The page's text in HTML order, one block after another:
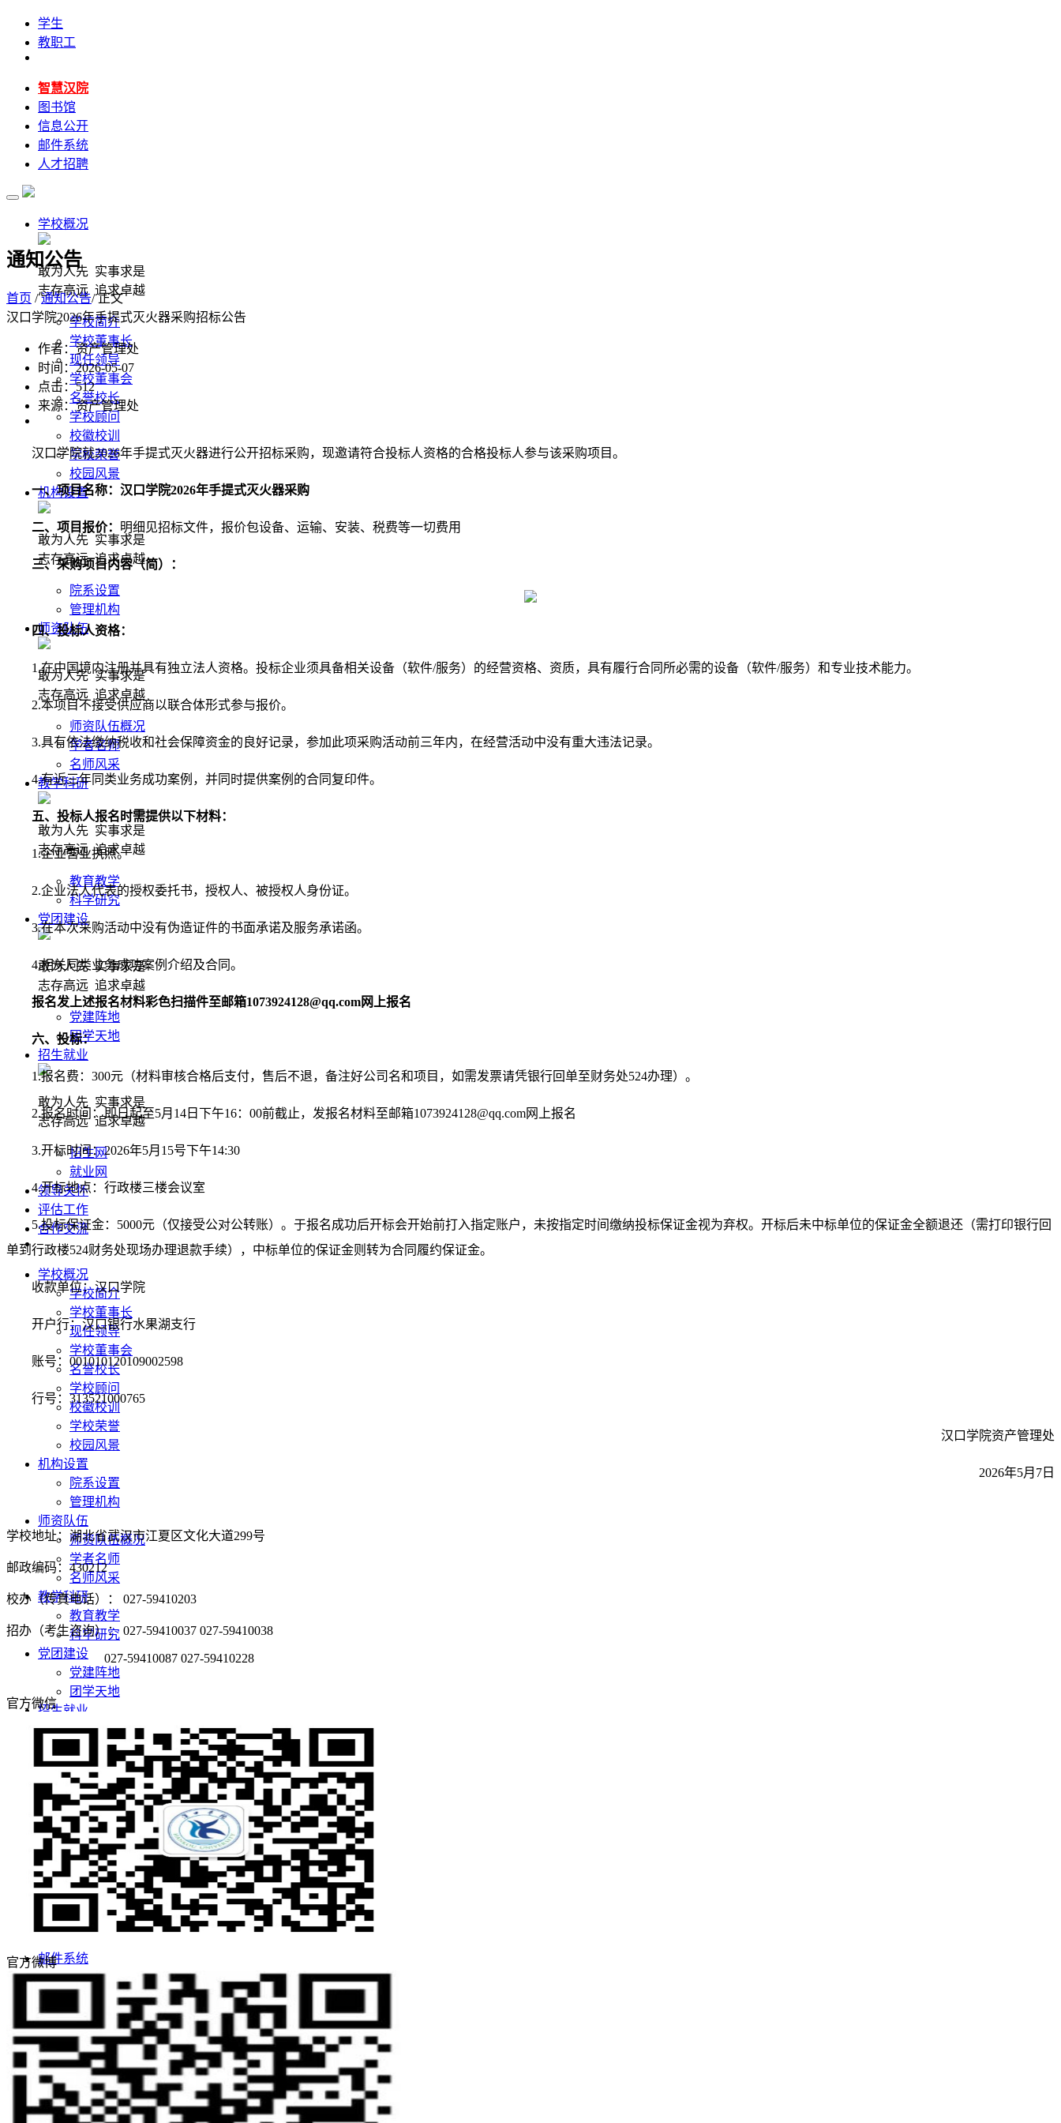
学生
教职工
智慧汉院
图书馆
信息公开
邮件系统
人才招聘
学校概况
敢为人先 实事求是
志存高远 追求卓越
学校简介
学校董事长
现任领导
学校董事会
名誉校长
学校顾问
校徽校训
学校荣誉
校园风景
机构设置
敢为人先 实事求是
志存高远 追求卓越
院系设置
管理机构
师资队伍
敢为人先 实事求是
志存高远 追求卓越
师资队伍概况
学者名师
名师风采
教学科研
敢为人先 实事求是
志存高远 追求卓越
教育教学
科学研究
党团建设
敢为人先 实事求是
志存高远 追求卓越
党建阵地
团学天地
招生就业
敢为人先 实事求是
志存高远 追求卓越
招生网
就业网
领导关怀
评估工作
合作交流
学校概况
学校简介
学校董事长
现任领导
学校董事会
名誉校长
学校顾问
校徽校训
学校荣誉
校园风景
机构设置
院系设置
管理机构
师资队伍
师资队伍概况
学者名师
名师风采
教学科研
教育教学
科学研究
党团建设
党建阵地
团学天地
招生就业
招生网
就业网
领导关怀
评估工作
合作交流
学生
教职工
智慧汉院
图书馆
邮件系统
人才招聘
通知公告
首页 /通知公告/ 正文
汉口学院2026年手提式灭火器采购招标公告
作者：资产管理处
时间：2026-05-07
点击：512
来源：资产管理处
汉口学院就2026年手提式灭火器进行公开招标采购，现邀请符合投标人资格的合格投标人参与该采购项目。
一、项目名称：汉口学院2026年手提式灭火器采购
二、 项目报价： 明细见招标文件，报价包设备、运输、 安装、 税费等一切费用
三、采购项目内容（简） ：
四、投标人资格：
1.在中国境内注册并具有独立法人资格。投标企业须具备相关设备（软件/服务）的经营资格、资质，具有履行合同所必需的设备（软件/服务）和专业技术能力。
2.本项目不接受供应商以联合体形式参与报价。
3.具有依法缴纳税收和社会保障资金的良好记录， 参加此项采购活动前三年内，在经营活动中没有重大违法记录。
4.有近三年同类业务成功案例，并同时提供案例的合同复印件。
五、投标人报名时需提供以下材料：
1.企业营业执照。
2.企业法人代表的授权委托书，授权人、被授权人身份证。
3.在本次采购活动中没有伪造证件的书面承诺及服务承诺函。
4.相关同类业务成功案例 介绍及合同。
报名发上述报名材料彩色扫描件至邮箱1073924128@qq.com网上报名
六、投标：
1.报名费：300元（材料审核合格后支付，售后不退，备注好公司名和项目，如需发票请凭银行回单至财务处524办理）。
2.报名时间：即日起至5月 14 日 下午16：00前截止，发报名材料至邮箱1073924128@qq.com网上报名
3.开标时间：2026年5月15号下午14:30
4.开标地点： 行政楼三楼会议室
5.投标保证金：5000元（仅接受公对公转账）。于报名成功后开标会开始前打入指定账户，未按指定时间缴纳投标保证金视为弃权。开标后未中标单位的保证金全额退还（需打印银行回
单到行政楼524财务处现场办理退款手续），中标单位的保证金则转为合同履约保证金。
收款单位：汉口学院
开户行：汉口银行水果湖支行
账号：001010120109002598
行号：313521000765
汉口学院资产管理处
2026年5月7日
学校地址：湖北省武汉市江夏区文化大道299号
邮政编码：430212
校办（传真电话）： 027-59410203
招办（考生咨询）： 027-59410037 027-59410038
027-59410087 027-59410228
官方微信
官方微博